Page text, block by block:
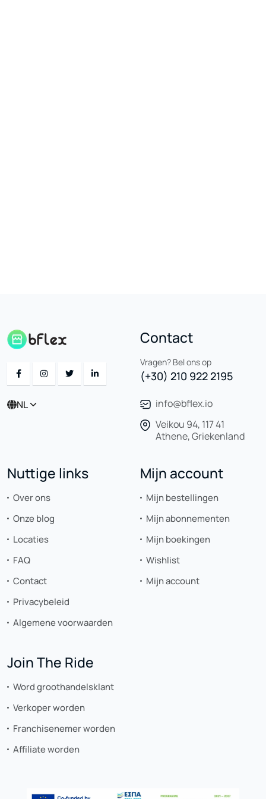
NL
Contact
Vragen? Bel ons op
(+30) 210 922 2195
info@bflex.io
Veikou 94, 117 41
Athene, Griekenland
Nuttige links
Over ons
Onze blog
Locaties
FAQ
Contact
Privacybeleid
Algemene voorwaarden
Mijn account
Mijn bestellingen
Mijn abonnementen
Mijn boekingen
Wishlist
Mijn account
Join The Ride
Word groothandelsklant
Verkoper worden
Franchisenemer worden
Affiliate worden